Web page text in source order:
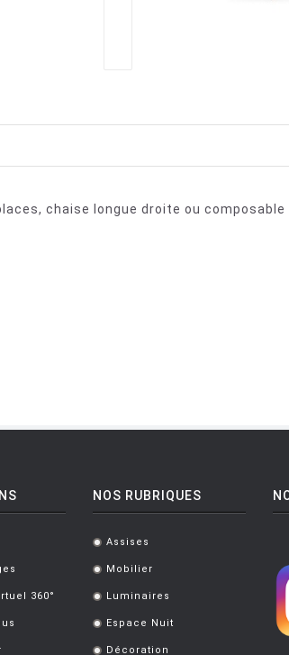
chaise longue droite ou composable
360°
NOS RUBRIQUES
. Assises
. Mobilier
. Luminaires
. Espace Nuit
Décoration